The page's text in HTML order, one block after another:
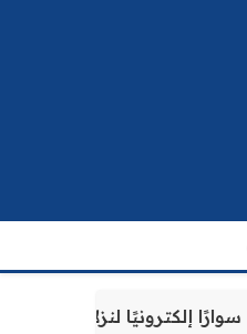
لتنظيم التعاملات المالية داخل المؤسسات الإصلاحية